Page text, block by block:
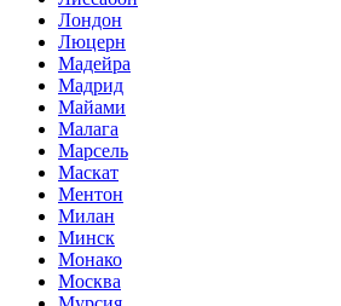
Лондон
Люцерн
Мадейра
Мадрид
Майами
Малага
Марсель
Маскат
Ментон
Милан
Минск
Монако
Москва